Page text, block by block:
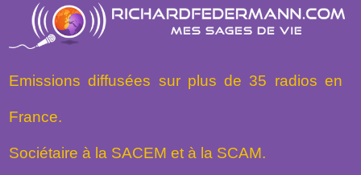
Emissions diffusées sur plus de 35 radios en
France.
Sociétaire à la SACEM et à la SCAM.